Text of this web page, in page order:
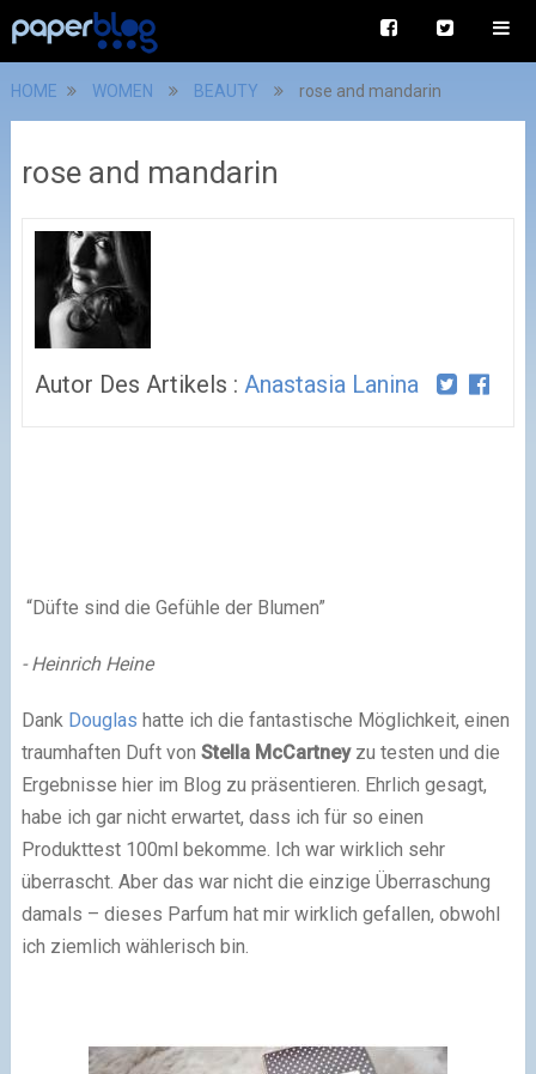
HOME WOMEN BEAUTY rose and mandarin
rose and mandarin
Autor Des Artikels : Anastasia Lanina
“Düfte sind die Gefühle der Blumen”
- Heinrich Heine
Dank Douglas hatte ich die fantastische Möglichkeit, einen
traumhaften Duft von Stella McCartneyzu testen und die
Ergebnisse hier im Blog zu präsentieren. Ehrlich gesagt,
habe ich gar nicht erwartet, dass ich für so einen
Produkttest 100ml bekomme. Ich war wirklich sehr
überrascht. Aber das war nicht die einzige Überraschung
damals – dieses Parfum hat mir wirklich gefallen, obwohl
ich ziemlich wählerisch bin.